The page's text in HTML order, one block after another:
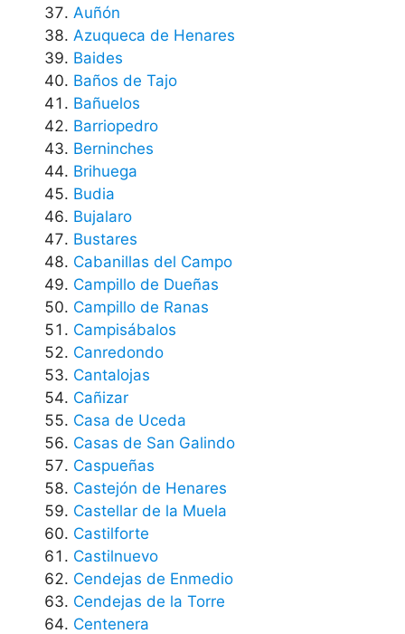
Auñón
Azuqueca de Henares
Baides
Baños de Tajo
Bañuelos
Barriopedro
Berninches
Brihuega
Budia
Bujalaro
Bustares
Cabanillas del Campo
Campillo de Dueñas
Campillo de Ranas
Campisábalos
Canredondo
Cantalojas
Cañizar
Casa de Uceda
Casas de San Galindo
Caspueñas
Castejón de Henares
Castellar de la Muela
Castilforte
Castilnuevo
Cendejas de Enmedio
Cendejas de la Torre
Centenera